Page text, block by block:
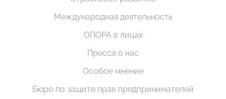
Международная деятельность
ОПОРА в лицах
Пресса о нас
Особое мнение
Бюро по защите прав предпринимателей